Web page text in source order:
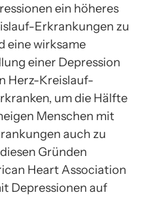
ein höheres
Erkrankungen zu
eine wirksame
einer Depression
Herz-Kreislauf-
um die Hälfte
Menschen mit
auch zu
Gründen
Heart Association
Depressionen auf